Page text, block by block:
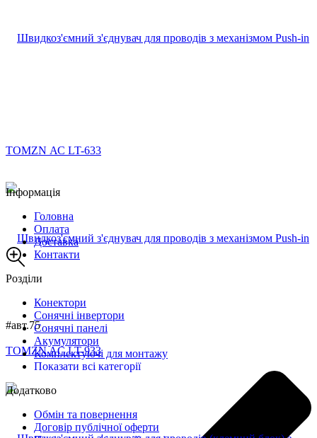
#авт.75
Інформація
Головна
Оплата
Доставка
Контакти
Розділи
Конектори
Сонячні інвертори
Сонячні панелі
Акумулятори
Комплектуючі для монтажу
Показати всі категорії
Додатково
Обмін та повернення
Договір публічної оферти